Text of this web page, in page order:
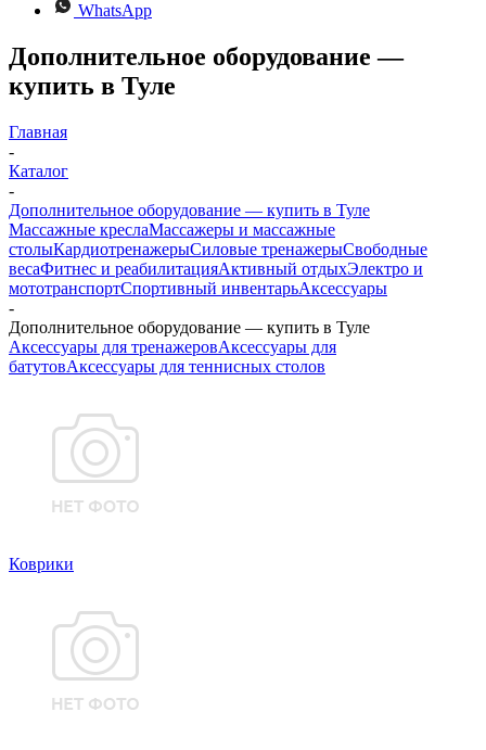
WhatsApp
Дополнительное оборудование —
купить в Туле
Главная
-
Каталог
-
Дополнительное оборудование — купить в Туле
Массажные креслаМассажеры и массажные
столыКардиотренажерыСиловые тренажерыСвободные
весаФитнес и реабилитацияАктивный отдыхЭлектро и
мототранспортСпортивный инвентарьАксессуары
-
Дополнительное оборудование — купить в Туле
Аксессуары для тренажеровАксессуары для
батутовАксессуары для теннисных столов
Коврики